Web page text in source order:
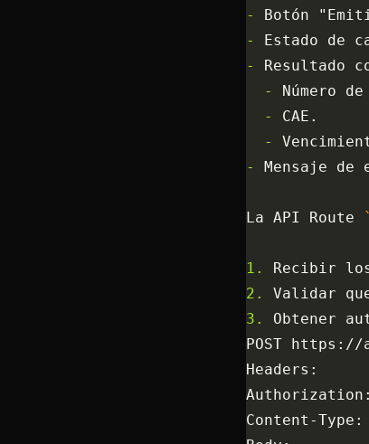
-
Botón
-
Estado de
-
Resultado
  -
Número
  -
CAE.
  -
-
Mensaje
La API Route
1.
Recibir
2.
Validar
3.
Obtener
POST
Headers:
Authorization:
Content-